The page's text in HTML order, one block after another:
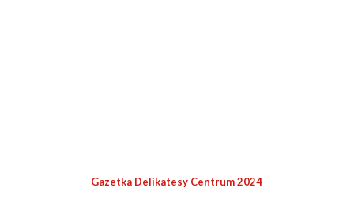
Gazetka Delikatesy Centrum 2024